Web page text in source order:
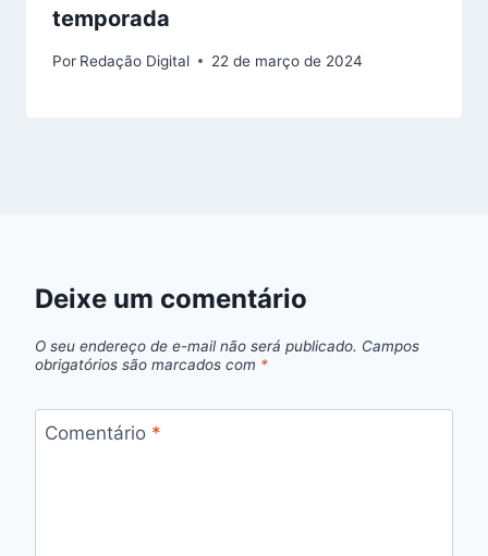
temporada
Por Redação Digital 22 de março de 2024
Deixe um comentário
O seu endereço de e-mail não será publicado. Campos
obrigatórios são marcados com *
Comentário *